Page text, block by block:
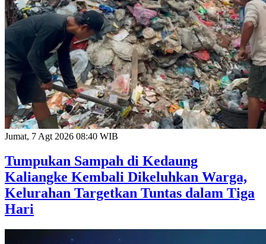
Jumat, 7 Agt 2026 08:40 WIB
Tumpukan Sampah di Kedaung
Kaliangke Kembali Dikeluhkan Warga,
Kelurahan Targetkan Tuntas dalam Tiga
Hari